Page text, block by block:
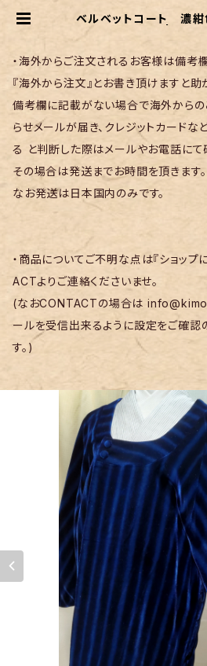
ベルベットコート 濃紺
なストライプ〜 | リサ
・海外からご注文されるお客様は備考
『海外から注文』とお書き頂けますと助
備考欄に記載がない場合で海外からの
らせメールが届き、クレジットカード
る と判断した際はメールやお電話にて
その場合は発送までお時間を頂きます。
なお発送は日本国内のみです。
・商品についてご不明な点は『ショップ
ACTよりご連絡くださいませ。
(なおCONTACTの場合は
ールを受信出来るように設定をご確認
す。)